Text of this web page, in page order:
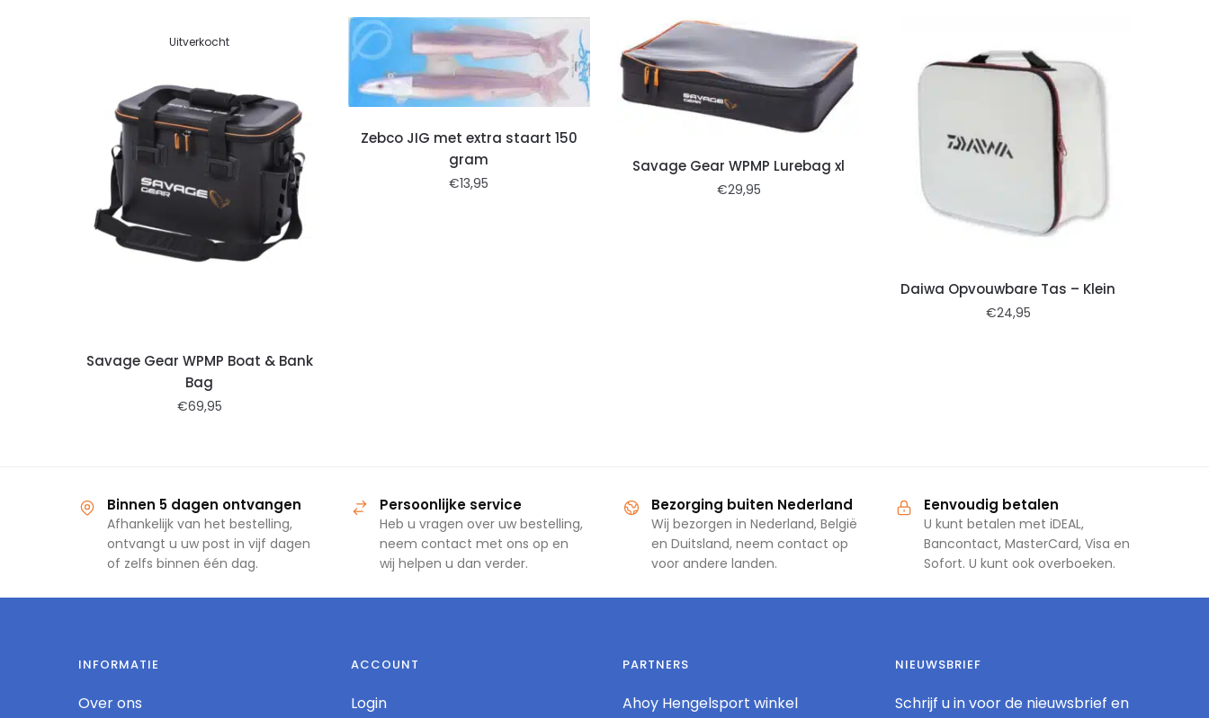
Uitverkocht
Savage Gear WPMP Boat & Bank
Bag
€69,95
Zebco JIG met extra staart 150
gram
€13,95
Savage Gear WPMP Lurebag xl
€29,95
Daiwa Opvouwbare Tas – Klein
€24,95
Binnen 5 dagen ontvangen
Afhankelijk van het bestelling,
ontvangt u uw post in vijf dagen
of zelfs binnen één dag.
Persoonlijke service
Heb u vragen over uw bestelling,
neem contact met ons op en
wij helpen u dan verder.
Bezorging buiten Nederland
Wij bezorgen in Nederland, België
en Duitsland, neem contact op
voor andere landen.
Eenvoudig betalen
U kunt betalen met iDEAL,
Bancontact, MasterCard, Visa en
Sofort. U kunt ook overboeken.
INFORMATIE
Over ons
ACCOUNT
Login
PARTNERS
Ahoy Hengelsport winkel
NIEUWSBRIEF
Schrijf u in voor de nieuwsbrief en